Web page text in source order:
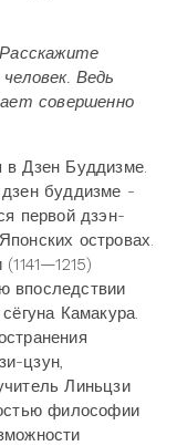
Ведь
совершенно
Дзен Буддизме.
буддизме -
первой дзэн-
островах.
впоследствии
Камакура.
цзун,
Линьцзи
философии